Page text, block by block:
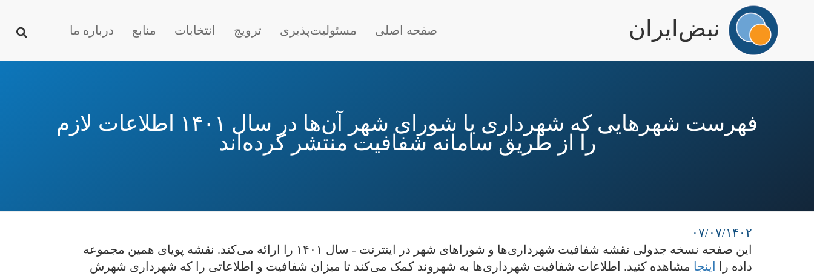
نبض‌ایران صفحه اصلی مسئولیت‌پذیری ترویج انتخابات منابع درباره ما
فهرست شهر‌هایی که شهرداری یا شورای شهر آن‌ها در سال ۱۴۰۱ اطلاعات لازم
را از طریق سامانه شفافیت منتشر کرده‌اند
۰۷/۰۷/۱۴۰۲
این صفحه نسخه جدولی نقشه شفافیت شهرداری‌ها و شوراهای شهر در اینترنت - سال ۱۴۰۱ را ارائه می‌کند. نقشه پویای همین مجموعه
داده را
اینجا مشاهده کنید. اطلاعات شفافیت شهرداری‌ها به شهروند کمک می‌کند تا میزان شفافیت و اطلاعاتی را که شهرداری شهرش